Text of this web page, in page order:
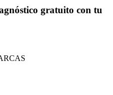
gratuito con tu